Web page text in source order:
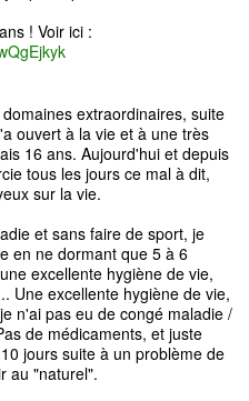
! Voir ici :
extraordinaires, suite
ouvert à la vie et à une très
16 ans. Aujourd'hui et depuis
tous les jours ce mal à dit,
sur la vie.
et sans faire de sport, je
en ne dormant que 5 à 6
excellente hygiène de vie,
Une excellente hygiène de vie,
n'ai pas eu de congé maladie /
de médicaments, et juste
jours suite à un problème de
au "naturel".